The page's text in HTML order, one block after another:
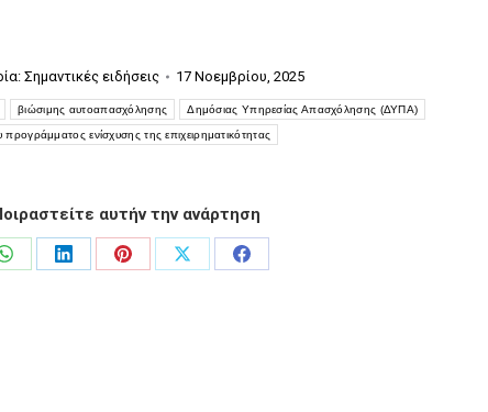
Σημαντικές ειδήσεις
17 Νοεμβρίου, 2025
βιώσιμης αυτοαπασχόλησης Δημόσιας Υπηρεσίας Απασχόλησης (ΔΥΠΑ)
προγράμματος ενίσχυσης της επιχειρηματικότητας
αυτήν την ανάρτηση
Share
Share
Share
Share
Share